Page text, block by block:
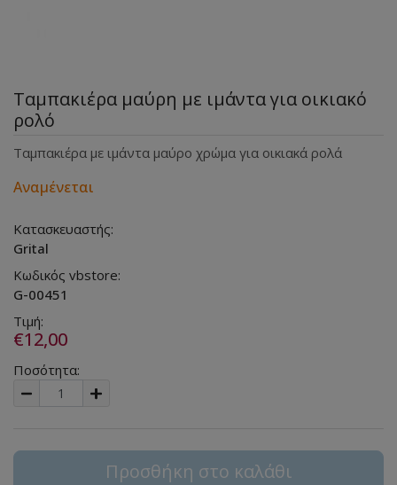
Ταμπακιέρα μαύρη με ιμάντα για οικιακό
ρολό
Ταμπακιέρα με ιμάντα μαύρο χρώμα για οικιακά ρολά
Αναμένεται
Κατασκευαστής:
Grital
Κωδικός vbstore:
G-00451
Τιμή:
€12,00
Ποσότητα:
Προσθήκη στο καλάθι